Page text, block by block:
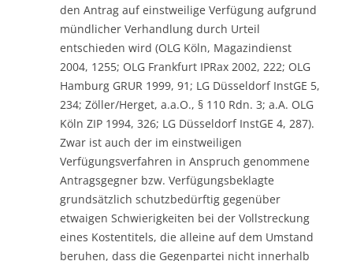
den Antrag auf einstweilige Verfügung aufgrund
mündlicher Verhandlung durch Urteil
entschieden wird (OLG Köln, Magazindienst
2004, 1255; OLG Frankfurt IPRax 2002, 222; OLG
Hamburg GRUR 1999, 91; LG Düsseldorf InstGE 5,
234; Zöller/Herget, a.a.O., § 110 Rdn. 3; a.A. OLG
Köln ZIP 1994, 326; LG Düsseldorf InstGE 4, 287).
Zwar ist auch der im einstweiligen
Verfügungsverfahren in Anspruch genommene
Antragsgegner bzw. Verfügungsbeklagte
grundsätzlich schutzbedürftig gegenüber
etwaigen Schwierigkeiten bei der Vollstreckung
eines Kostentitels, die alleine auf dem Umstand
beruhen, dass die Gegenpartei nicht innerhalb